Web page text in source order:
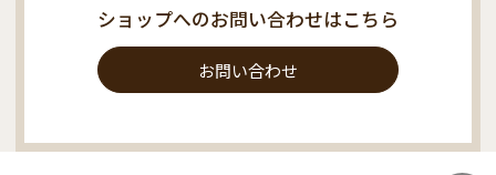
ショップへのお問い合わせはこちら
お問い合わせ